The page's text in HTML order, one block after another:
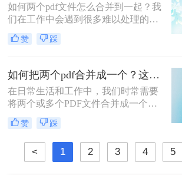
如何两个pdf文件怎么合并到一起？我
们在工作中会遇到很多难以处理的文
件，比如PDF文件，特别是多个PDF
文件合并成一个PDF文件。事实上，
互联网上找到相关的方法。最后，我
们不能达到我们理想的预期。让我们
来看看pdf合并的方法。
赞 踩
如何把两个pdf合并成一个？这4种合并方法很好用！
在日常生活和工作中，我们时常需要
将两个或多个PDF文件合并成一个，
以便于管理、查阅和分享。那么如何
把两个pdf合并成一个呢？本文将介绍
三种常用的PDF合并方法。
赞 踩
< 1 2 3 4 5